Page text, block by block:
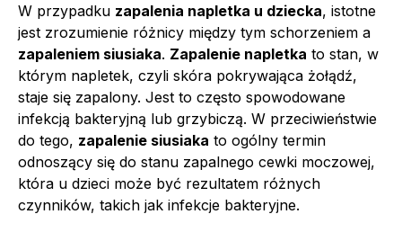
W przypadku zapalenia napletka u dziecka, istotne
jest zrozumienie różnicy między tym schorzeniem a
zapaleniem siusiaka. Zapalenie napletka to stan, w
którym napletek, czyli skóra pokrywająca żołądź,
staje się zapalony. Jest to często spowodowane
infekcją bakteryjną lub grzybiczą. W przeciwieństwie
do tego, zapalenie siusiaka to ogólny termin
odnoszący się do stanu zapalnego cewki moczowej,
która u dzieci może być rezultatem różnych
czynników, takich jak infekcje bakteryjne.